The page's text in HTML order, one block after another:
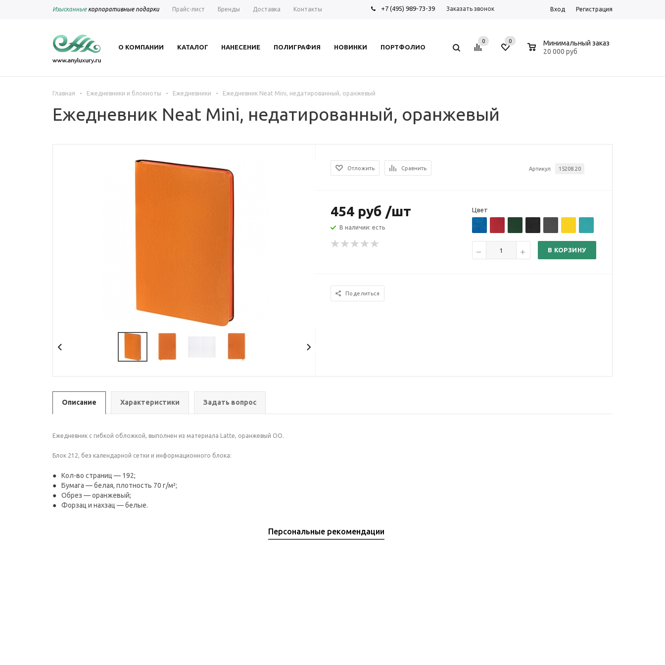
Изысканныекорпоративные подарки Прайс-лист Бренды Доставка Контакты +7 (495) 989-73-39 Заказать звонок Вход Регистрация
О КОМПАНИИ КАТАЛОГ НАНЕСЕНИЕ ПОЛИГРАФИЯ НОВИНКИ ПОРТФОЛИО
0 0
Минимальный заказ
20 000 руб
Главная - Ежедневники и блокноты - Ежедневники - Ежедневник Neat Mini, недатированный, оранжевый
Ежедневник Neat Mini, недатированный, оранжевый
Артикул 15208.20
Отложить Сравнить
454 руб /шт
В наличии: есть
Цвет
В КОРЗИНУ
Поделиться
Описание Характеристики Задать вопрос
Ежедневник с гибкой обложкой, выполнен из материала Latte, оранжевый ОО.
Блок 212, без календарной сетки и информационного блока:
Кол-во страниц — 192;
Бумага — белая, плотность 70 г/м²;
Обрез — оранжевый;
Форзац и нахзац — белые.
Персональные рекомендации